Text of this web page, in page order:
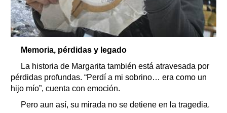
Memoria, pérdidas y legado
La historia de Margarita también está atravesada por
pérdidas profundas. “Perdí a mi sobrino… era como un
hijo mío”, cuenta con emoción.
Pero aun así, su mirada no se detiene en la tragedia.